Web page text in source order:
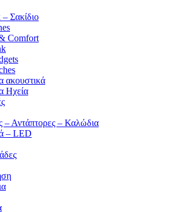
Σακίδιο
Comfort
ακουστικά
Ηχεία
– Αντάπτορες – Καλώδια
– LED